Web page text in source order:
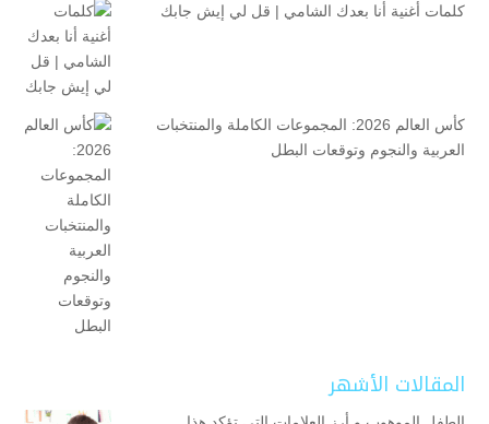
كلمات أغنية أنا بعدك الشامي | قل لي إيش جابك
كأس العالم 2026: المجموعات الكاملة والمنتخبات
العربية والنجوم وتوقعات البطل
المقالات الأشهر